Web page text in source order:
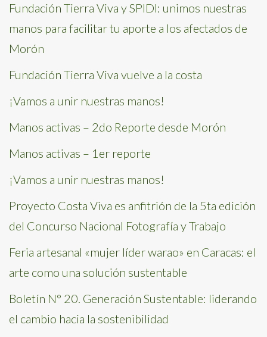
Fundación Tierra Viva y SPIDI: unimos nuestras
manos para facilitar tu aporte a los afectados de
Morón
Fundación Tierra Viva vuelve a la costa
¡Vamos a unir nuestras manos!
Manos activas – 2do Reporte desde Morón
Manos activas – 1er reporte
¡Vamos a unir nuestras manos!
Proyecto Costa Viva es anfitrión de la 5ta edición
del Concurso Nacional Fotografía y Trabajo
Feria artesanal «mujer líder warao» en Caracas: el
arte como una solución sustentable
Boletín N° 20. Generación Sustentable: liderando
el cambio hacia la sostenibilidad